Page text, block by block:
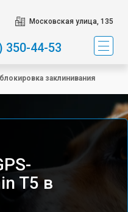
Московская улица, 135
350-44-53
заклинивания
T5 в